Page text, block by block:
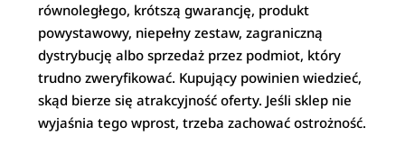
równoległego, krótszą gwarancję, produkt
powystawowy, niepełny zestaw, zagraniczną
dystrybucję albo sprzedaż przez podmiot, który
trudno zweryfikować. Kupujący powinien wiedzieć,
skąd bierze się atrakcyjność oferty. Jeśli sklep nie
wyjaśnia tego wprost, trzeba zachować ostrożność.